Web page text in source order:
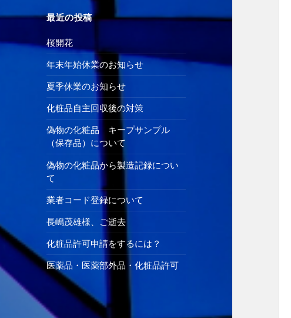
最近の投稿
桜開花
年末年始休業のお知らせ
夏季休業のお知らせ
化粧品自主回収後の対策
偽物の化粧品 キープサンプル
（保存品）について
偽物の化粧品から製造記録につい
て
業者コード登録について
長嶋茂雄様、ご逝去
化粧品許可申請をするには？
医薬品・医薬部外品・化粧品許可